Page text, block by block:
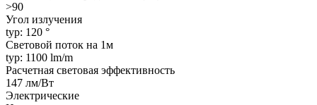
>90
Угол излучения
typ: 120 °
Световой поток на 1м
typ: 1100 lm/m
Расчетная световая эффективность
147 лм/Вт
Электрические